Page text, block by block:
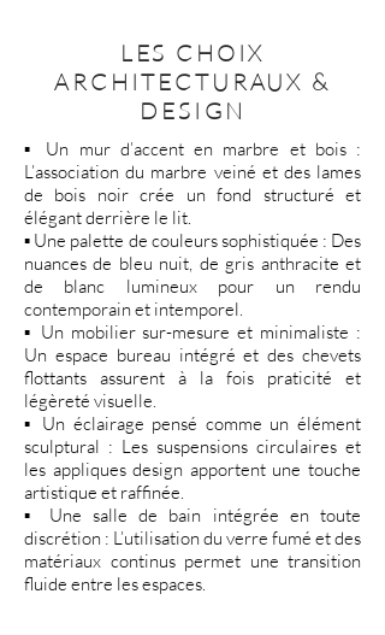
LES CHOIX
ARCHITECTURAUX &
DESIGN
▪️ Un mur d’accent en marbre et bois :
L’association du marbre veiné et des lames
de bois noir crée un fond structuré et
élégant derrière le lit.
▪️ Une palette de couleurs sophistiquée : Des
nuances de bleu nuit, de gris anthracite et
de blanc lumineux pour un rendu
contemporain et intemporel.
▪️ Un mobilier sur-mesure et minimaliste :
Un espace bureau intégré et des chevets
flottants assurent à la fois praticité et
légèreté visuelle.
▪️ Un éclairage pensé comme un élément
sculptural : Les suspensions circulaires et
les appliques design apportent une touche
artistique et raffinée.
▪️ Une salle de bain intégrée en toute
discrétion : L’utilisation du verre fumé et des
matériaux continus permet une transition
fluide entre les espaces.